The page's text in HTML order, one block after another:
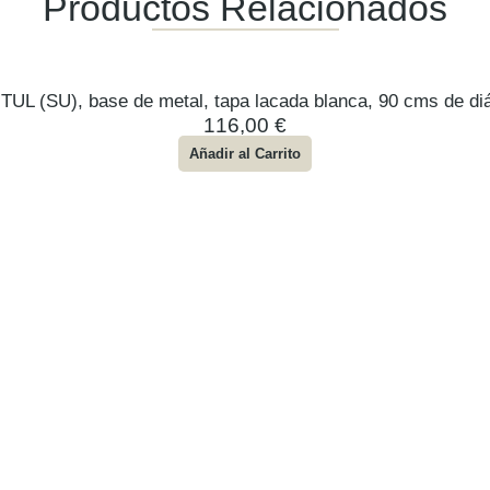
(SU), base de metal, tapa lacada blanca, 90 cms de
116,00 €
Añadir al Carrito